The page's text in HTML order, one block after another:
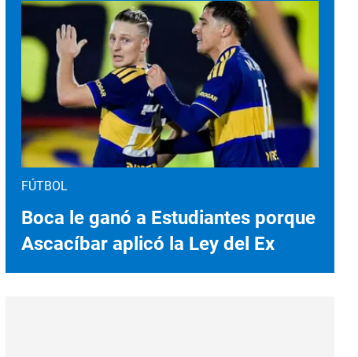
FÚTBOL
Boca le ganó a Estudiantes porque
Ascacíbar aplicó la Ley del Ex